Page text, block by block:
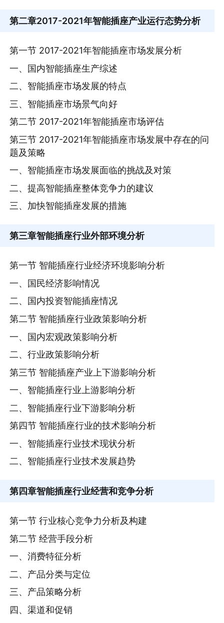
第二章2017-2021年智能插座产业运行态势分析
第一节 2017-2021年智能插座市场发展分析
一、国内智能插座生产综述
二、智能插座市场发展的特点
三、智能插座市场景气向好
第二节 2017-2021年智能插座市场评估
第三节 2017-2021年智能插座市场发展中存在的问
题及策略
一、智能插座市场发展面临的挑战及对策
二、提高智能插座整体竞争力的建议
三、加快智能插座发展的措施
第三章智能插座行业外部环境分析
第一节 智能插座行业经济环境影响分析
一、国民经济影响情况
二、国内投资智能插座情况
第二节 智能插座行业政策影响分析
一、国内宏观政策影响分析
二、行业政策影响分析
第三节 智能插座产业上下游影响分析
一、智能插座行业上游影响分析
二、智能插座行业下游影响分析
第四节 智能插座行业的技术影响分析
一、智能插座行业技术现状分析
二、智能插座行业技术发展趋势
第四章智能插座行业经营和竞争分析
第一节 行业核心竞争力分析及构建
第二节 经营手段分析
一、消费特征分析
二、产品分类与定位
三、产品策略分析
四、渠道和促销